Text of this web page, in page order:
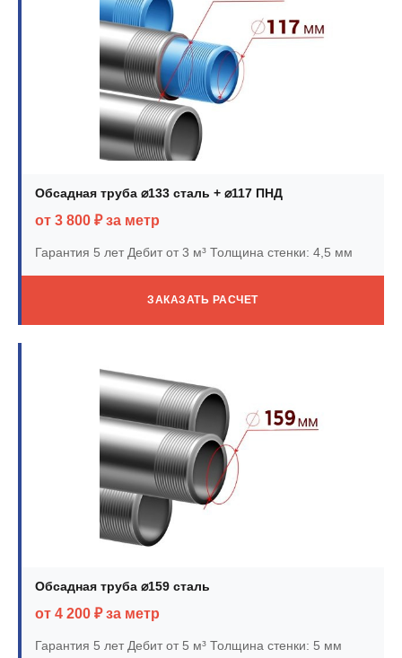
Обсадная труба ⌀133 сталь + ⌀117 ПНД
от 3 800 ₽ за метр
Гарантия 5 летДебит от 3 м³ Толщина стенки: 4,5 мм
ЗАКАЗАТЬ РАСЧЕТ
Обсадная труба ⌀159 сталь
от 4 200 ₽ за метр
Гарантия 5 летДебит от 5 м³ Толщина стенки: 5 мм